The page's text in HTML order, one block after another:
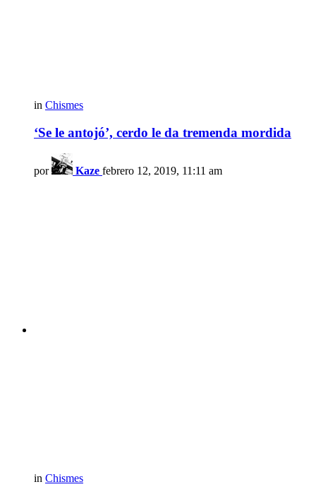
in Chismes
‘Se le antojó’, cerdo le da tremenda mordida
por Kaze febrero 12, 2019, 11:11 am
in Chismes